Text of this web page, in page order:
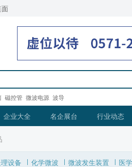
磁控管 微波电源 波导
企业大全 名企展台 行业动态
设备 化学微波 微波发生装置 医